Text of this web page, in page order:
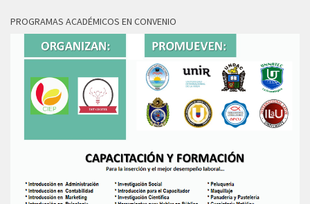
PROGRAMAS ACADÉMICOS EN CONVENIO